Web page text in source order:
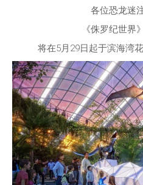
各位恐龙迷
《侏罗纪世界
将在5月29日起于滨海湾